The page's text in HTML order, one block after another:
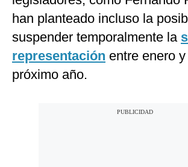
han planteado incluso la
suspender temporalmente la
representación entre enero
próximo año.